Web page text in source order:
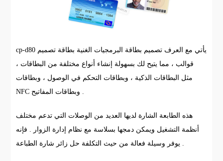
cp-d80 يأتي مع العرف تصميم بطاقة البرمجيات الغنية بطاقة تصميم
قوالب ، مما يتيح لك بسهولة إنشاء أنواع مختلفة من البطاقات ،
مثل البطاقات الذكية ، وبطاقات التحكم في الوصول ، وبطاقات
هذه الطابعة الشارة لديها العديد من الوصلات التي تدعم مختلف
أنظمة التشغيل ويمكن دمجها بسلاسة مع نظام إدارة الزوار . فإنه